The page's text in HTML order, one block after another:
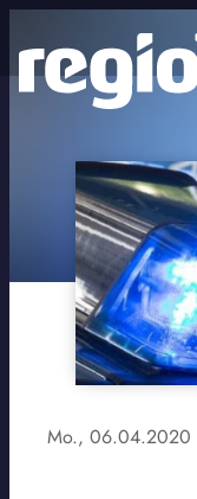
Mo., 06.04.2020